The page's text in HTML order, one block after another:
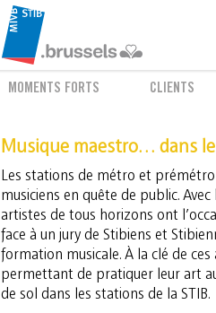
MOMENTS FORTS CLIENTS
Musique maestro… dans
Les stations de métro et
musiciens en quête de public.
artistes de tous horizons ont
face à un jury de Stibiens et
formation musicale. À la clé de
permettant de pratiquer leur art
de sol dans les stations de la STIB.